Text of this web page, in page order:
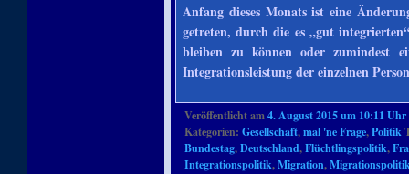
Anfang dieses Monats ist eine
getreten, durch die es „gut
bleiben zu können oder zumindest
Integrationsleistung der einzelnen
Veröffentlicht am4. August 2015 um 10:11 Uhr
Kategorien:Gesellschaft,mal 'ne Frage,Politik
Bundestag,Deutschland,Flüchtlingspolitik,
Integrationspolitik,Migration,